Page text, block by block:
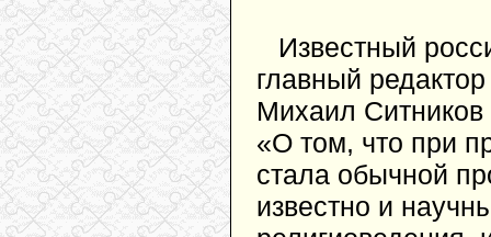
Известный
главный
Михаил
«О том, что при
стала обычной
известно и